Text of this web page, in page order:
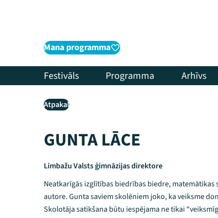
Mana programma
Festivāls Programma Arhīvs
Atpakaļ
GUNTA LĀCE
Limbažu Valsts ģimnāzijas direktore
Neatkarīgās izglītības biedrības biedre,
autore. Gunta saviem skolēniem joko, ka veiksme
Skolotāja satikšana būtu iespējama ne tikai